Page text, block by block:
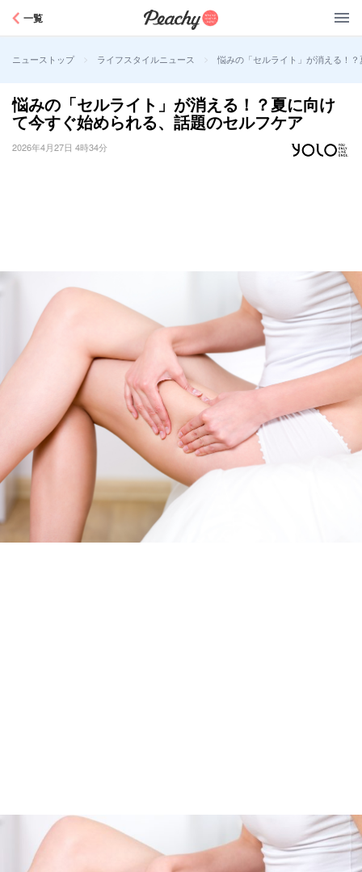
一覧
ニューストップ > ライフスタイルニュース > 悩みの「セルライト」が消える！
悩みの「セルライト」が消える！？夏に向け
て今すぐ始められる、話題のセルフケア
2026年4月27日 4時34分